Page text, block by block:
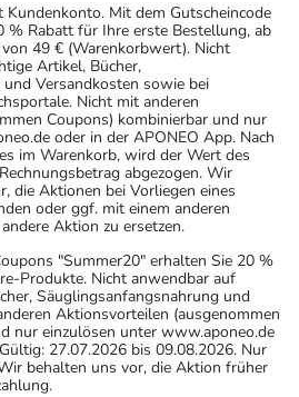
Mit dem Gutscheincode
% Rabatt für Ihre erste Bestellung, ab
49 € (Warenkorbwert). Nicht
Artikel, Bücher,
Versandkosten sowie bei
Nicht mit anderen
Coupons) kombinierbar und nur
oder in der APONEO App. Nach
im Warenkorb, wird der Wert des
abgezogen. Wir
die Aktionen bei Vorliegen eines
oder ggf. mit einem anderen
Aktion zu ersetzen.
"Summer20" erhalten Sie 20 %
Produkte. Nicht anwendbar auf
Säuglingsanfangsnahrung und
Aktionsvorteilen (ausgenommen
nur einzulösen unter www.aponeo.de
27.07.2026 bis 09.08.2026. Nur
behalten uns vor, die Aktion früher